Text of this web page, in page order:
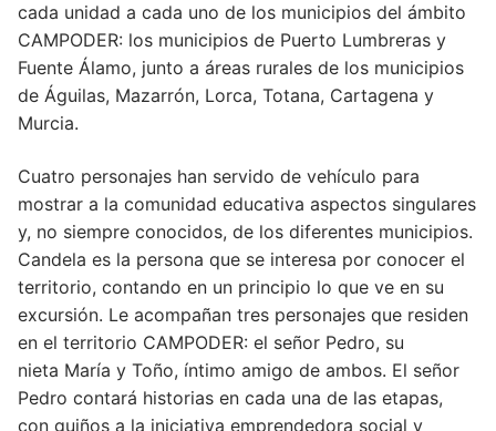
cada unidad a cada uno de los municipios del ámbito
CAMPODER: los municipios de Puerto Lumbreras y
Fuente Álamo, junto a áreas rurales de los municipios
de Águilas, Mazarrón, Lorca, Totana, Cartagena y
Murcia.
Cuatro personajes han servido de vehículo para
mostrar a la comunidad educativa aspectos singulares
y, no siempre conocidos, de los diferentes municipios.
Candela es la persona que se interesa por conocer el
territorio, contando en un principio lo que ve en su
excursión. Le acompañan tres personajes que residen
en el territorio CAMPODER: el señor Pedro, su
nieta María y Toño, íntimo amigo de ambos. El señor
Pedro contará historias en cada una de las etapas,
con guiños a la iniciativa emprendedora social y